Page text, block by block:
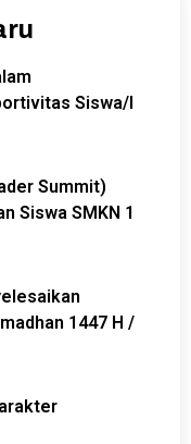
Siswa/I
Summit)
Siswa SMKN 1
1447 H /